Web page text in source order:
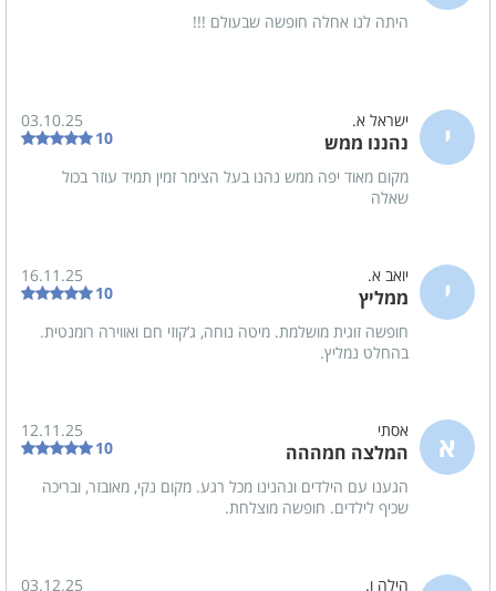
סוכר
היתה לנו אחלה חופשה שבעולם !!!
י ישראל א.
נהננו ממש
03.10.25
10
מקום מאוד יפה ממש נהנו בעל הצימר זמין תמיד עוזר בכול
שאלה
י יואב א.
ממליץ
16.11.25
10
חופשה זוגית מושלמת. מיטה נוחה, ג’קוזי חם ואווירה רומנטית.
בהחלט נמליץ.
א אסתי
המלצה חמההה
12.11.25
10
הגענו עם הילדים ונהנינו מכל רגע. מקום נקי, מאובזר, ובריכה
שכיף לילדים. חופשה מוצלחת.
הילה ו.
03.12.25